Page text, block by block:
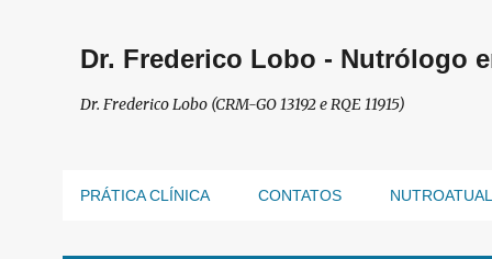
Dr. Frederico Lobo - Nutrólogo
Dr. Frederico Lobo (CRM-GO 13192 e RQE 11915)
PRÁTICA CLÍNICA CONTATOS NUTROATUAL